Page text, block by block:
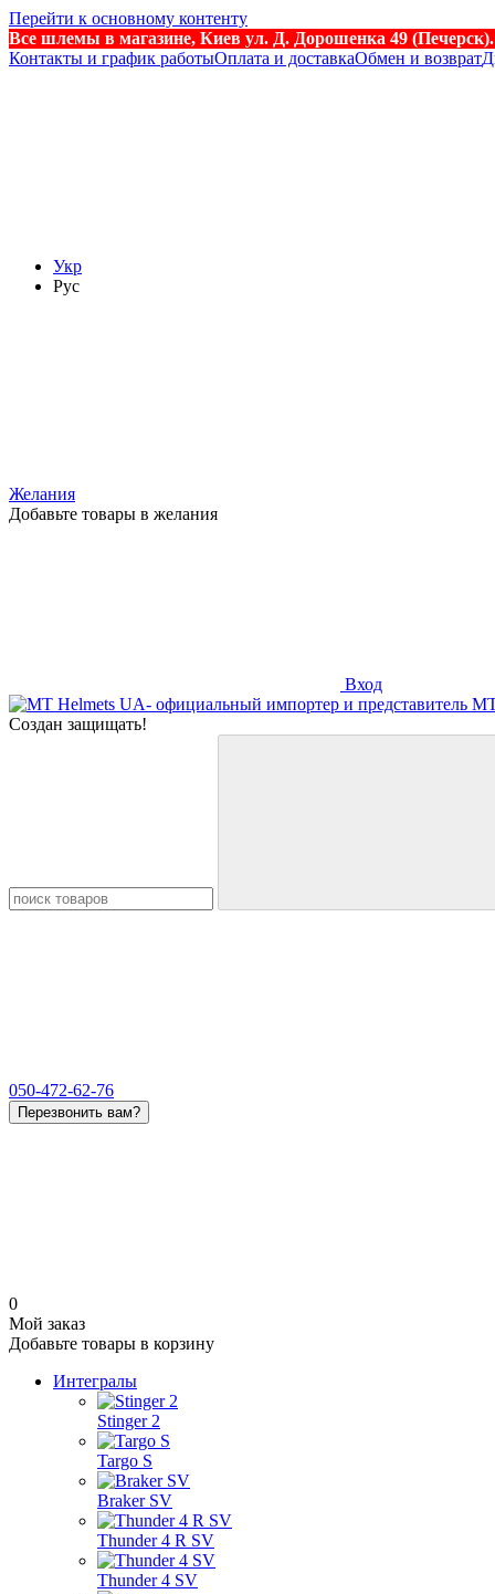
Перейти к основному контенту
Все шлемы в магазине, Киев ул. Д. Дорошенка 49
Контакты и график работыОплата и доставкаОбмен и возврат
Укр
Рус
Желания
Добавьте товары в желания
Вход
Создан защищать!
050-472-62-76
Перезвонить вам?
0
Мой заказ
Добавьте товары в корзину
Интегралы
Stinger 2
Targo S
Braker SV
Thunder 4 R SV
Thunder 4 SV